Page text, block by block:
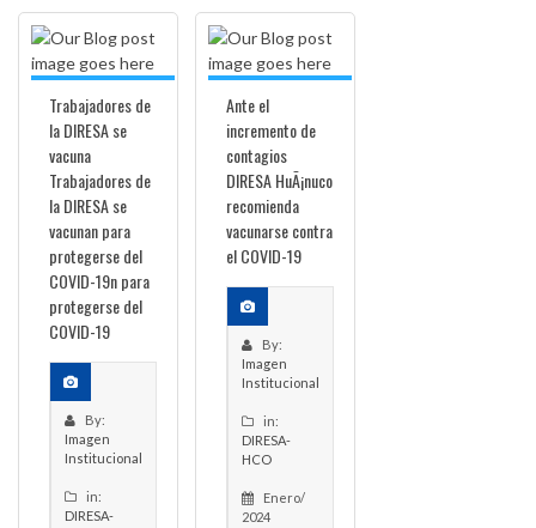
Trabajadores de
la DIRESA se
vacuna
Trabajadores de
la DIRESA se
vacunan para
protegerse del
COVID-19n para
protegerse del
COVID-19
By:
Imagen
Institucional
in:
DIRESA-
Ante el
incremento de
contagios
DIRESA HuÃ¡nuco
recomienda
vacunarse contra
el COVID-19
By:
Imagen
Institucional
in:
DIRESA-
HCO
Enero/
2024